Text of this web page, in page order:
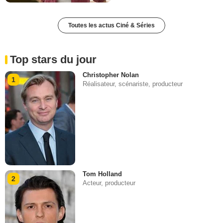
Toutes les actus Ciné & Séries
Top stars du jour
1
Christopher Nolan
Réalisateur, scénariste, producteur
2
Tom Holland
Acteur, producteur